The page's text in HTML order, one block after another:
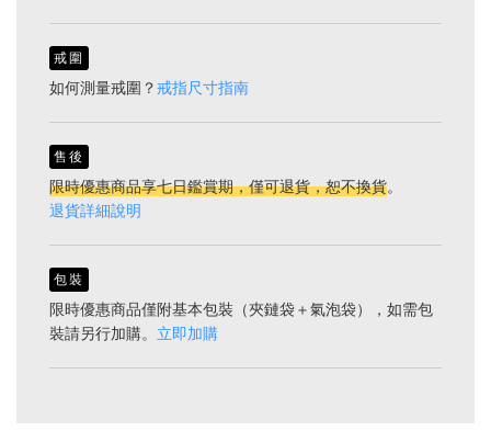
戒圍
如何測量戒圍？戒指尺寸指南
售後
限時優惠商品享七日鑑賞期，僅可退貨，恕不換貨。
退貨詳細說明
包裝
限時優惠商品僅附基本包裝（夾鏈袋＋氣泡袋），如需包
裝請另行加購。 立即加購